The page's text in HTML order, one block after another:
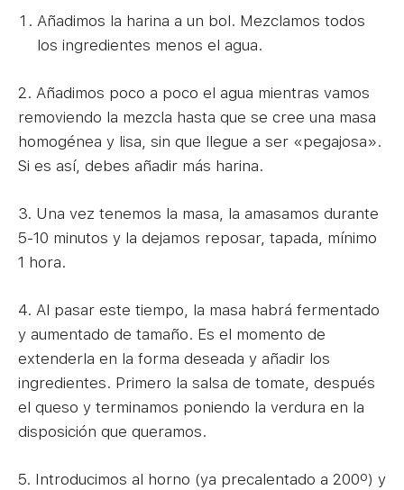
Añadimos la harina a un bol. Mezclamos todos
los ingredientes menos el agua.
2. Añadimos poco a poco el agua mientras vamos
removiendo la mezcla hasta que se cree una masa
homogénea y lisa, sin que llegue a ser «pegajosa».
Si es así, debes añadir más harina.
3. Una vez tenemos la masa, la amasamos durante
5-10 minutos y la dejamos reposar, tapada, mínimo
1 hora.
4. Al pasar este tiempo, la masa habrá fermentado
y aumentado de tamaño. Es el momento de
extenderla en la forma deseada y añadir los
ingredientes. Primero la salsa de tomate, después
el queso y terminamos poniendo la verdura en la
disposición que queramos.
5. Introducimos al horno (ya precalentado a 200º) y